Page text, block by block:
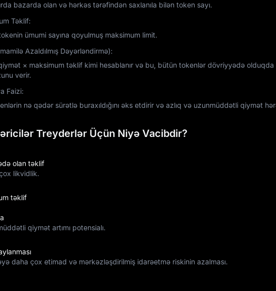
bazarda olan və hərkəs tərəfindən saxlanıla bilən token sayı.
Təklif:
ümumi sayına qoyulmuş maksimum limit.
Azaldılmış Dəyərləndirmə):
qiymət × maksimum təklif kimi hesablanır və bu, bütün tokenlər dövriyyədə
verir.
Faizi:
nə qədər sürətlə buraxıldığını əks etdirir və azlıq və uzunmüddətli qiymət
Treyderlər Üçün Niyə Vacibdir?
olan təklif
likvidlik.
təklif
qiymət artımı potensialı.
daha çox etimad və mərkəzləşdirilmiş idarəetmə riskinin azalması.